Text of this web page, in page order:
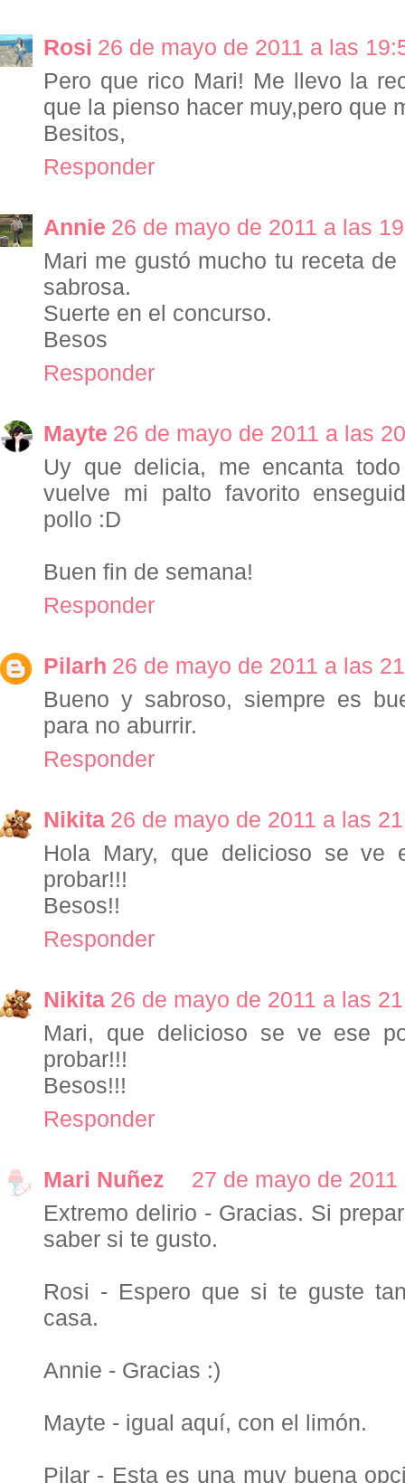
Rosi 26 de mayo de 2011 a las
Pero que rico Mari! Me llevo la
que la pienso hacer muy,pero que
Besitos,
Responder
Annie 26 de mayo de 2011 a las
Mari me gustó mucho tu receta
sabrosa.
Suerte en el concurso.
Besos
Responder
Mayte 26 de mayo de 2011 a las
Uy que delicia, me encanta
vuelve mi palto favorito
pollo :D
Buen fin de semana!
Responder
Pilarh 26 de mayo de 2011 a las
Bueno y sabroso, siempre es
para no aburrir.
Responder
Nikita 26 de mayo de 2011 a las
Hola Mary, que delicioso se ve
probar!!!
Besos!!
Responder
Nikita 26 de mayo de 2011 a las
Mari, que delicioso se ve ese
probar!!!
Besos!!!
Responder
Mari Nuñez
27 de mayo de
Extremo delirio - Gracias. Si
saber si te gusto.
Rosi - Espero que si te guste
casa.
Annie - Gracias :)
Mayte - igual aquí, con el limón.
Pilar - Esta es una muy buena